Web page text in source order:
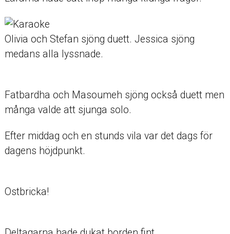
Olivia och Stefan sjöng duett. Jessica sjöng
medans alla lyssnade.
Fatbardha och Masoumeh sjöng också duett men
många valde att sjunga solo.
Efter middag och en stunds vila var det dags för
dagens höjdpunkt.
Ostbricka!